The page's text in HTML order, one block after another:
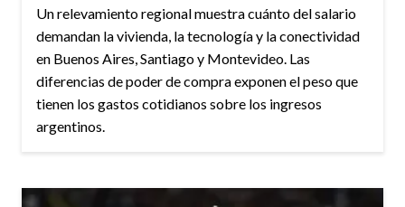
Un relevamiento regional muestra cuánto del salario
demandan la vivienda, la tecnología y la conectividad
en Buenos Aires, Santiago y Montevideo. Las
diferencias de poder de compra exponen el peso que
tienen los gastos cotidianos sobre los ingresos
argentinos.